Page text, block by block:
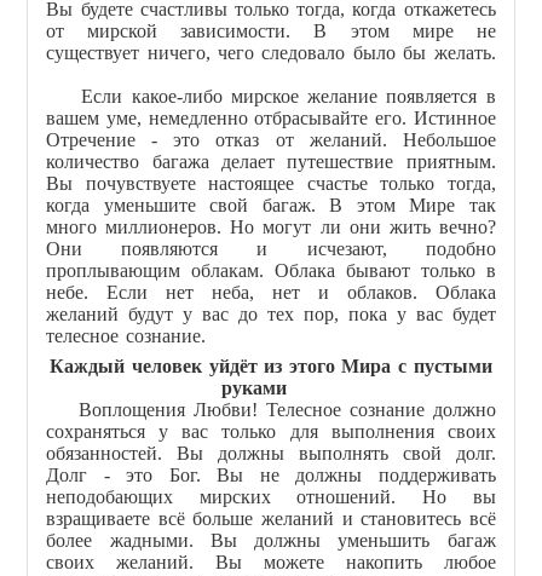
Вы будете счастливы только тогда, когда откажетесь
от мирской зависимости. В этом мире не
существует ничего, чего следовало было бы желать.
Если какое-либо мирское желание появляется в
вашем уме, немедленно отбрасывайте его. Истинное
Отречение - это отказ от желаний. Небольшое
количество багажа делает путешествие приятным.
Вы почувствуете настоящее счастье только тогда,
когда уменьшите свой багаж. В этом Мире так
много миллионеров. Но могут ли они жить вечно?
Они появляются и исчезают, подобно
проплывающим облакам. Облака бывают только в
небе. Если нет неба, нет и облаков. Облака
желаний будут у вас до тех пор, пока у вас будет
телесное сознание.
Каждый человек уйдёт из этого Мира с пустыми
руками
Воплощения Любви! Телесное сознание должно
сохраняться у вас только для выполнения своих
обязанностей. Вы должны выполнять свой долг.
Долг - это Бог. Вы не должны поддерживать
неподобающих мирских отношений. Но вы
взращиваете всё больше желаний и становитесь всё
более жадными. Вы должны уменьшить багаж
своих желаний. Вы можете накопить любое